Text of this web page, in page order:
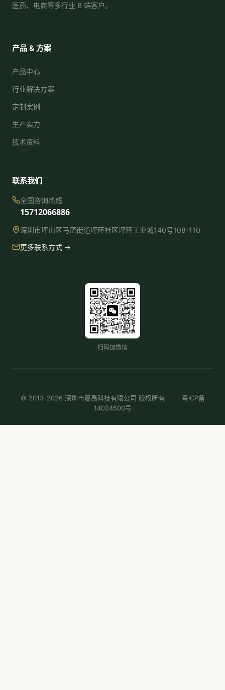
医药、电商等多行业 B 端客户。
产品 & 方案
产品中心
行业解决方案
定制案例
生产实力
技术资料
联系我们
全国咨询热线
15712066886
深圳市坪山区马峦街道坪环社区坪环工业城140号108-110
更多联系方式 →
扫码加微信
© 2013-2026 深圳市夏禹科技有限公司 版权所有 · 粤ICP备
14024500号